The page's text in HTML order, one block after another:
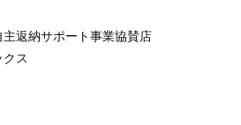
主返納サポート事業協賛店
クス